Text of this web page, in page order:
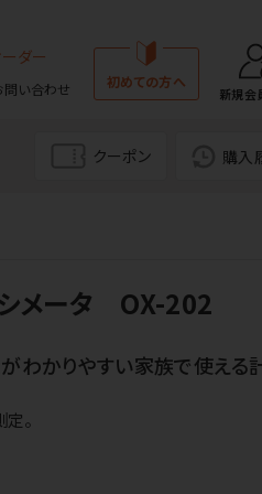
ダー
問い合わせ 初めての方へ
新規会
クーポン 購入
メータ OX-202
わかりやすい家族で使える
。